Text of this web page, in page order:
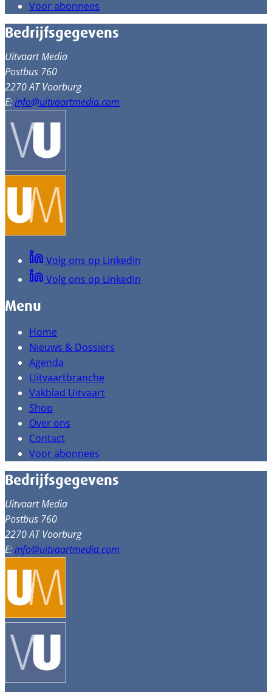
Voor abonnees
Bedrijfsgegevens
Uitvaart Media
Postbus 760
2270 AT Voorburg
E:info@uitvaartmedia.com
Volg ons op LinkedIn
Volg ons op LinkedIn
Menu
Home
Nieuws & Dossiers
Agenda
Uitvaartbranche
Vakblad Uitvaart
Shop
Over ons
Contact
Voor abonnees
Bedrijfsgegevens
Uitvaart Media
Postbus 760
2270 AT Voorburg
E:info@uitvaartmedia.com